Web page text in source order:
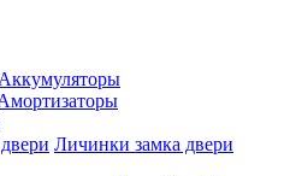
Аккумуляторы
Личинки замка двери